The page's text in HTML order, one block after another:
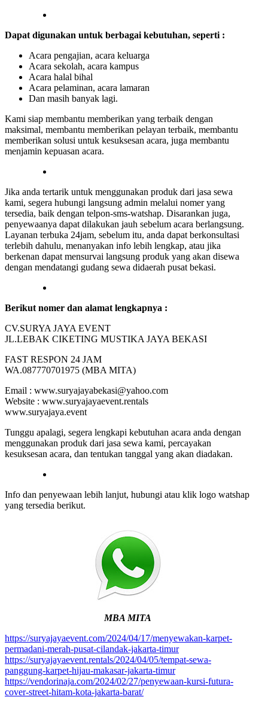
Dapat digunakan untuk berbagai kebutuhan, seperti :
Acara pengajian, acara keluarga
Acara sekolah, acara kampus
Acara halal bihal
Acara pelaminan, acara lamaran
Dan masih banyak lagi.
Kami siap membantu memberikan yang terbaik dengan
maksimal, membantu memberikan pelayan terbaik, membantu
memberikan solusi untuk kesuksesan acara, juga membantu
menjamin kepuasan acara.
Jika anda tertarik untuk menggunakan produk dari jasa sewa
kami, segera hubungi langsung admin melalui nomer yang
tersedia, baik dengan telpon-sms-watshap. Disarankan juga,
penyewaanya dapat dilakukan jauh sebelum acara berlangsung.
Layanan terbuka 24jam, sebelum itu, anda dapat berkonsultasi
terlebih dahulu, menanyakan info lebih lengkap, atau jika
berkenan dapat mensurvai langsung produk yang akan disewa
dengan mendatangi gudang sewa didaerah pusat bekasi.
Berikut nomer dan alamat lengkapnya :
CV.SURYA JAYA EVENT
JL.LEBAK CIKETING MUSTIKA JAYA BEKASI
FAST RESPON 24 JAM
WA.087770701975 (MBA MITA)
Email : www.suryajayabekasi@yahoo.com
Website : www.suryajayaevent.rentals
www.suryajaya.event
Tunggu apalagi, segera lengkapi kebutuhan acara anda dengan
menggunakan produk dari jasa sewa kami, percayakan
kesuksesan acara, dan tentukan tanggal yang akan diadakan.
Info dan penyewaan lebih lanjut, hubungi atau klik logo watshap
yang tersedia berikut.
MBA MITA
https://suryajayaevent.com/2024/04/17/menyewakan-karpet-
permadani-merah-pusat-cilandak-jakarta-timur
https://suryajayaevent.rentals/2024/04/05/tempat-sewa-
panggung-karpet-hijau-makasar-jakarta-timur
https://vendorinaja.com/2024/02/27/penyewaan-kursi-futura-
cover-street-hitam-kota-jakarta-barat/